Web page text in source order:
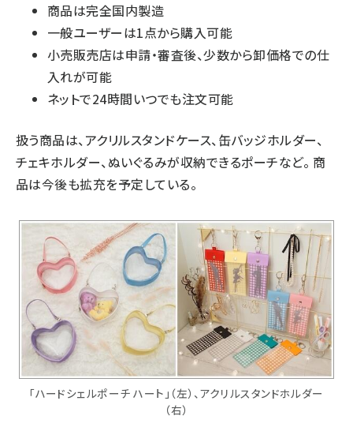
商品は完全国内製造
一般ユーザーは1点から購入可能
小売販売店は申請・審査後、少数から卸価格での仕
入れが可能
ネットで24時間いつでも注文可能
扱う商品は、アクリルスタンドケース、缶バッジホルダー、
チェキホルダー、ぬいぐるみが収納できるポーチなど。 商
品は今後も拡充を予定している。
「ハードシェルポーチ ハート」（左）、アクリルスタンドホルダー
（右）